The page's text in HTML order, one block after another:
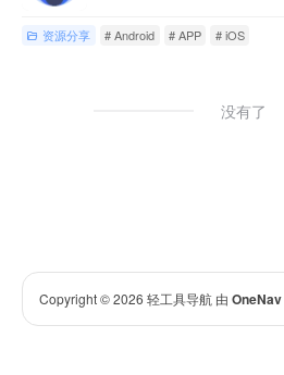
资源分享 # Android # APP # iOS
没有了
Copyright © 2026 轻工具导航 由 OneNav